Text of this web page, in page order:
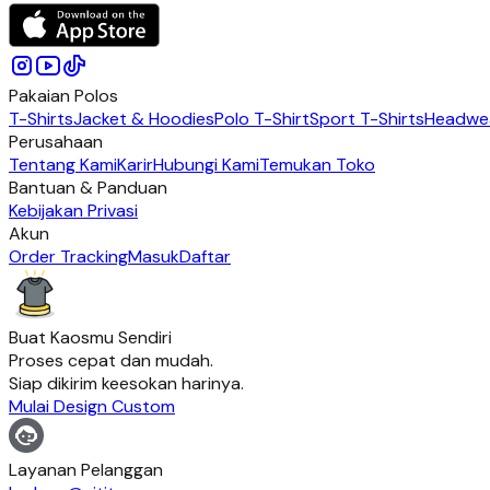
Pakaian Polos
T-ShirtsJacket & HoodiesPolo T-ShirtSport T-Shirts
Perusahaan
Tentang KamiKarirHubungi KamiTemukan Toko
Bantuan & Panduan
Kebijakan Privasi
Akun
Order TrackingMasukDaftar
Buat Kaosmu Sendiri
Proses cepat dan mudah.
Siap dikirim keesokan harinya.
Mulai Design Custom
Layanan Pelanggan